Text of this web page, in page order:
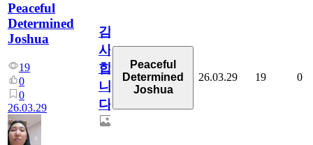
Peaceful
Determined
Joshua
19
0
0
26.03.29
감
사
합
니
다
Peaceful
Determined
Joshua
26.03.29 19 0